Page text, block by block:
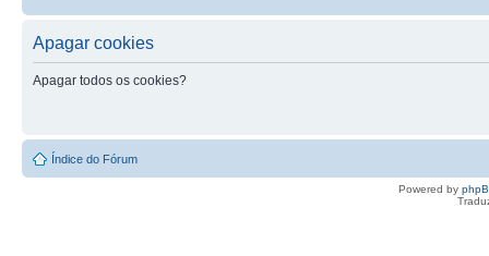
Apagar cookies
Apagar todos os cookies?
Índice do Fórum
Powered by